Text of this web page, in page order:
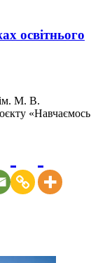
освітнього
ім. М. В.
«Навчаємось